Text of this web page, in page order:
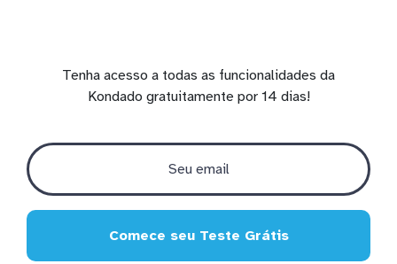
Tenha acesso a todas as funcionalidades da
Kondado gratuitamente por 14 dias!
Comece seu Teste Grátis